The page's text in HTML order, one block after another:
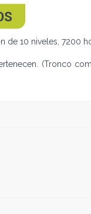
10 niveles, 7200
(Tronco